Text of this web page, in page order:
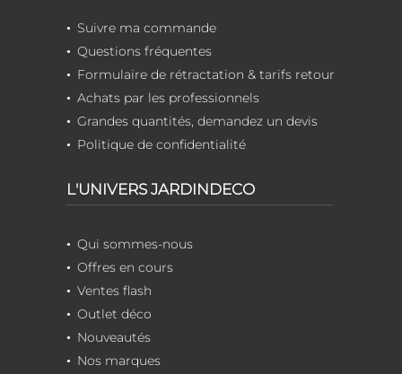
Suivre ma commande
Questions fréquentes
Formulaire de rétractation & tarifs retour
Achats par les professionnels
Grandes quantités, demandez un devis
Politique de confidentialité
L'UNIVERS JARDINDECO
Qui sommes-nous
Offres en cours
Ventes flash
Outlet déco
Nouveautés
Nos marques